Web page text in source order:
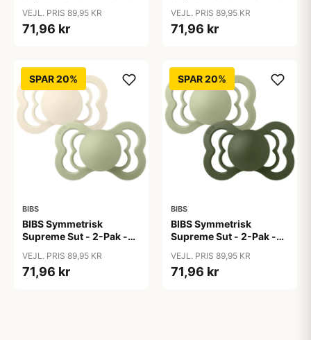
Iron/Baby Blue
VEJL. PRIS 89,95 KR
71,96 kr
Ivory/Blush
VEJL. PRIS 89,95 KR
71,96 kr
SPAR 20%
BIBS
BIBS Symmetrisk
Supreme Sut - 2-Pak -
Ivory/Sage
VEJL. PRIS 89,95 KR
71,96 kr
SPAR 20%
BIBS
BIBS Symmetrisk
Supreme Sut - 2-Pak -
Sage/Hunter Green
VEJL. PRIS 89,95 KR
71,96 kr